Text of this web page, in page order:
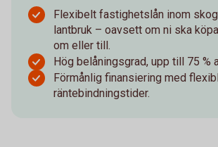
Flexibelt fastighetslån inom
lantbruk – oavsett om ni ska
om eller till.
Hög belåningsgrad, upp till 75 %
Förmånlig finansiering med
räntebindningstider.